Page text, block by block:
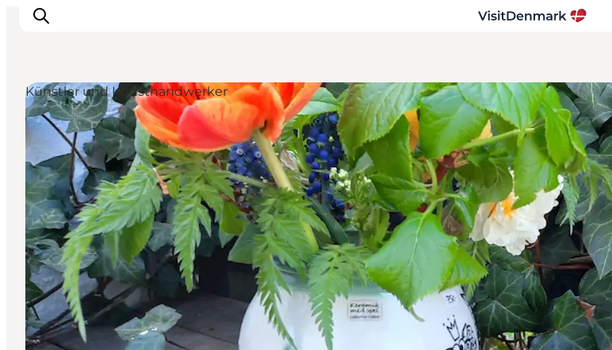
Inspiration
Regionen
Erlebnisse
Unterkünfte
Reiseplanung
Künstler und Kunsthandwerker